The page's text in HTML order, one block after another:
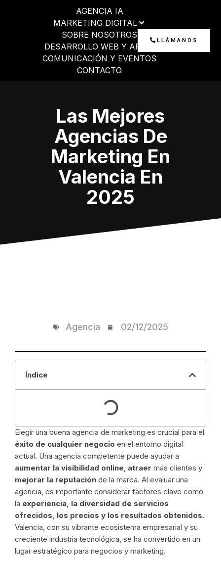
AGENCIA IA
MARKETING DIGITAL
SOBRE NOSOTROS
DESARROLLO WEB Y APP
COMUNICACIÓN Y EVENTOS
CONTACTO
LLÁMANOS
Las Mejores
Agencias De
Marketing En
Valencia En
2025
Agencia 02/12/2025
Índice
Elegir una buena agencia de marketing es crucial para el
éxito de cualquier negocio en el entorno digital
actual. Una agencia competente puede ayudar a
aumentar la visibilidad online, atraer más clientes y
mejorar la reputación de la marca. Al evaluar una
agencia, es importante considerar factores clave como
la experiencia, la diversidad de servicios
ofrecidos, los precios y los resultados obtenidos.
Valencia, con su vibrante ecosistema empresarial y su
creciente industria tecnológica, se ha convertido en un
lugar estratégico para negocios y marketing.